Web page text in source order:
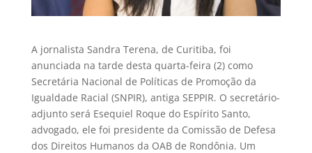
A jornalista Sandra Terena, de Curitiba, foi
anunciada na tarde desta quarta-feira (2) como
Secretária Nacional de Políticas de Promoção da
Igualdade Racial (SNPIR), antiga SEPPIR. O secretário-
adjunto será Esequiel Roque do Espírito Santo,
advogado, ele foi presidente da Comissão de Defesa
dos Direitos Humanos da OAB de Rondônia. Um